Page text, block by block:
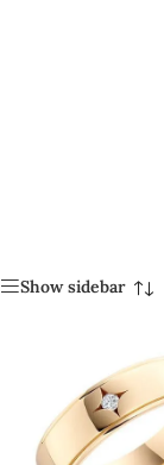
Show sidebar